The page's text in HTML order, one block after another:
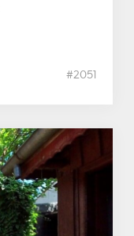
#2051